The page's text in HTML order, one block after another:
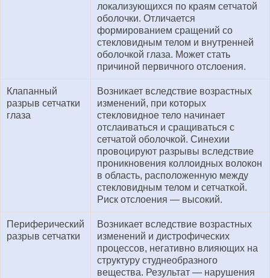
локализующихся по краям сетчатой
оболочки. Отличается
формированием сращений со
стекловидным телом и внутренней
оболочкой глаза. Может стать
причиной первичного отслоения.
Клапанный
разрыв сетчатки
глаза
Возникает вследствие возрастных
изменений, при которых
стекловидное тело начинает
отслаиваться и сращиваться с
сетчатой оболочкой. Синехии
провоцируют разрывы вследствие
проникновения коллоидных волокон
в область, расположенную между
стекловидным телом и сетчаткой.
Риск отслоения — высокий.
Периферический
разрыв сетчатки
Возникает вследствие возрастных
изменений и дистрофических
процессов, негативно влияющих на
структуру студнеобразного
вещества. Результат — нарушения